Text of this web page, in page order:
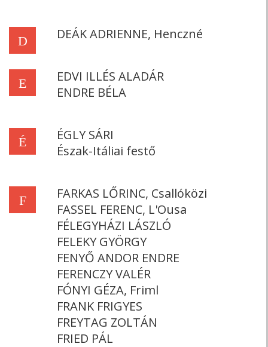
D DEÁK ADRIENNE, Henczné
E
EDVI ILLÉS ALADÁR
ENDRE BÉLA
É
ÉGLY SÁRI
Észak-Itáliai festő
F
FARKAS LŐRINC, Csallóközi
FASSEL FERENC, L'Ousa
FÉLEGYHÁZI LÁSZLÓ
FELEKY GYÖRGY
FENYŐ ANDOR ENDRE
FERENCZY VALÉR
FÓNYI GÉZA, Friml
FRANK FRIGYES
FREYTAG ZOLTÁN
FRIED PÁL